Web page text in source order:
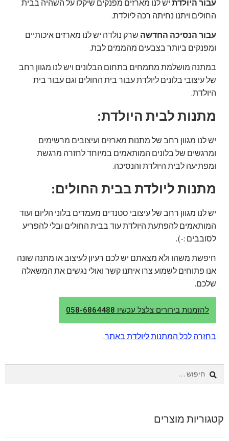
עבור היולדת יש לנו מארזים מפנקים שיקלו על השהיה בבית
החולים ויתנו נחיתה רכה ליולדת.
עבור הנסיכה החדשה שרק נולדה יש לנו מארזים איכותיים
ומפנקים ביותר בצבעים מהממים לבת.
במתנה מושלמת מתמחים בתחום הבלונים ויש לנו מגוון רחב
של עיצובי בלונים ליולדת עבור בית החולים וגם עבור בית
היולדת.
מתנות לבית היולדת:
יש לנו מגוון רחב של מתנות מארזים ועיצובים מרשימים
ומרגשים של בלונים המותאמים במיוחד לחזרה מרגשת
ומפתיעה לבית היולדת והנסיכה.
מתנות ליולדת בבית החולים:
יש לנו מגוון רחב של עיצובי סטנדים מעמדים בלוני הליום ועוד
המותאמים להפתעת היולדת עוד בבית החולים ובלי להפריע
לסובבים :-).
חיפשת משהו ולא מצאתם יש לכם רעיון לעיצוב או מתנה שונה
אנו פתוחים לשמוע צרו איתנו קשר ואולי נגשים את המשאלה
שלכם.
להזמנות בירורים צלצל עכשיו 058-6864488
בחזרה לכל המתנות ליולדת באתר.
חיפוש:
קטגוריות מוצרים